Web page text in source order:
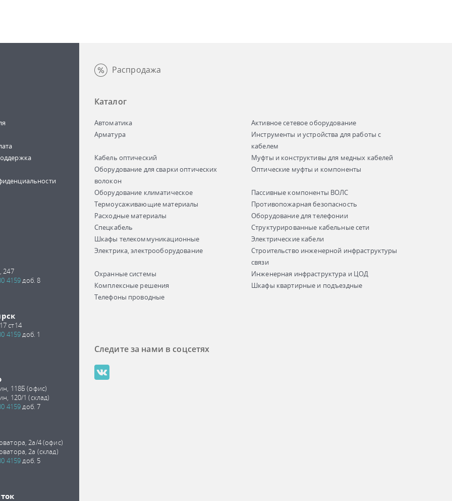
247
4159доб. 8
ст14
4159доб. 1
118Б (офис)
120/1 (склад)
4159доб. 7
2а/4 (офис)
2а (склад)
4159доб. 5
Распродажа
Каталог
Автоматика
Активное сетевое оборудование
Арматура
Инструменты и устройства для работы с
кабелем
Кабель оптический
Муфты и конструктивы для медных кабелей
Оборудование для сварки оптических
волокон
Оптические муфты и компоненты
Оборудование климатическое
Пассивные компоненты ВОЛС
Термоусаживающие материалы
Противопожарная безопасность
Расходные материалы
Оборудование для телефонии
Спецкабель
Структурированные кабельные сети
Шкафы телекоммуникационные
Электрические кабели
Электрика, электрооборудование
Строительство инженерной инфраструктуры
связи
Охранные системы
Инженерная инфраструктура и ЦОД
Комплексные решения
Шкафы квартирные и подъездные
Телефоны проводные
Следите за нами в соцсетях